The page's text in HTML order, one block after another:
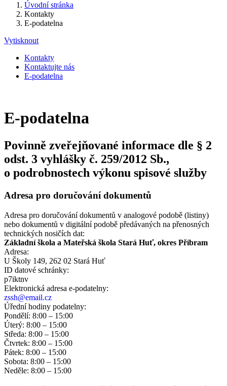
Úvodní stránka
Kontakty
E-podatelna
Vytisknout
Kontakty
Kontaktujte nás
E-podatelna
E-podatelna
Povinně zveřejňované informace dle § 2
odst. 3 vyhlášky č. 259/2012 Sb.,
o podrobnostech výkonu spisové služby
Adresa pro doručování dokumentů
Adresa pro doručování dokumentů v analogové podobě (listiny)
nebo dokumentů v digitální podobě předávaných na přenosných
technických nosičích dat:
Základní škola a Mateřská škola Stará Huť, okres Příbram
Adresa:
U Školy 149, 262 02 Stará Huť
ID datové schránky:
p7iktnv
Elektronická adresa e‑podatelny:
zssh@email.cz
Úřední hodiny podatelny:
Pondělí: 8:00 – 15:00
Úterý: 8:00 – 15:00
Středa: 8:00 – 15:00
Čtvrtek: 8:00 – 15:00
Pátek: 8:00 – 15:00
Sobota: 8:00 – 15:00
Neděle: 8:00 – 15:00